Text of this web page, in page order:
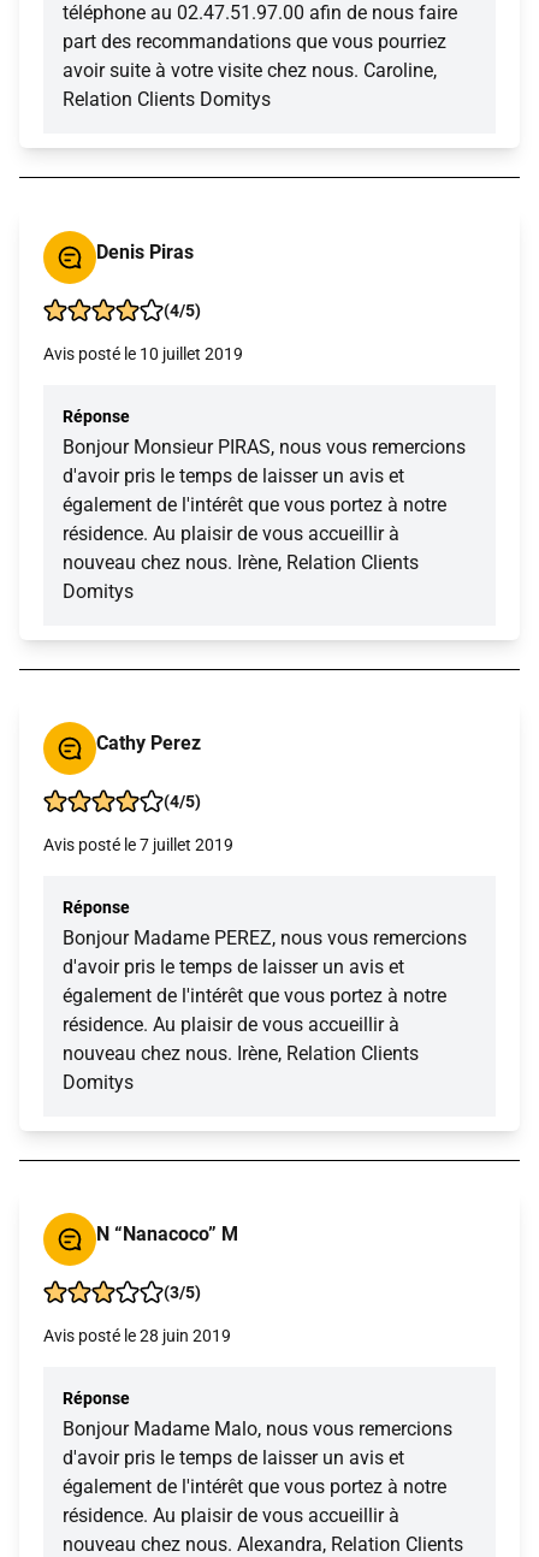
téléphone au 02.47.51.97.00 afin de nous faire
part des recommandations que vous pourriez
avoir suite à votre visite chez nous. Caroline,
Relation Clients Domitys
Denis Piras
(4/5)
Avis posté le 10 juillet 2019
Réponse
Bonjour Monsieur PIRAS, nous vous remercions
d'avoir pris le temps de laisser un avis et
également de l'intérêt que vous portez à notre
résidence. Au plaisir de vous accueillir à
nouveau chez nous. Irène, Relation Clients
Domitys
Cathy Perez
(4/5)
Avis posté le 7 juillet 2019
Réponse
Bonjour Madame PEREZ, nous vous remercions
d'avoir pris le temps de laisser un avis et
également de l'intérêt que vous portez à notre
résidence. Au plaisir de vous accueillir à
nouveau chez nous. Irène, Relation Clients
Domitys
N “Nanacoco” M
(3/5)
Avis posté le 28 juin 2019
Réponse
Bonjour Madame Malo, nous vous remercions
d'avoir pris le temps de laisser un avis et
également de l'intérêt que vous portez à notre
résidence. Au plaisir de vous accueillir à
nouveau chez nous. Alexandra, Relation Clients